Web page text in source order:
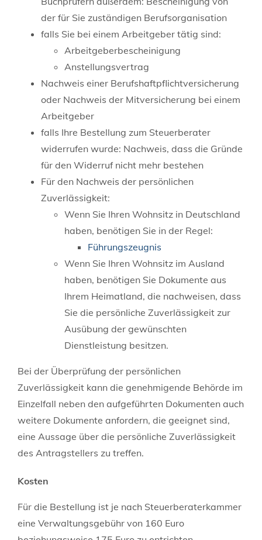
der für Sie zuständigen Berufsorganisation
falls Sie bei einem Arbeitgeber tätig sind:
Arbeitgeberbescheinigung
Anstellungsvertrag
Nachweis einer Berufshaftpflichtversicherung
oder Nachweis der Mitversicherung bei einem
Arbeitgeber
falls Ihre Bestellung zum Steuerberater
widerrufen wurde: Nachweis, dass die Gründe
für den Widerruf nicht mehr bestehen
Für den Nachweis der persönlichen
Zuverlässigkeit:
Wenn Sie Ihren Wohnsitz in Deutschland
haben, benötigen Sie in der Regel:
Führungszeugnis
Wenn Sie Ihren Wohnsitz im Ausland
haben, benötigen Sie Dokumente aus
Ihrem Heimatland, die nachweisen, dass
Sie die persönliche Zuverlässigkeit zur
Ausübung der gewünschten
Dienstleistung besitzen.
Bei der Überprüfung der persönlichen
Zuverlässigkeit kann die genehmigende Behörde im
Einzelfall neben den aufgeführten Dokumenten auch
weitere Dokumente anfordern, die geeignet sind,
eine Aussage über die persönliche Zuverlässigkeit
des Antragstellers zu treffen.
Kosten
Für die Bestellung ist je nach Steuerberaterkammer
eine Verwaltungsgebühr von 160 Euro